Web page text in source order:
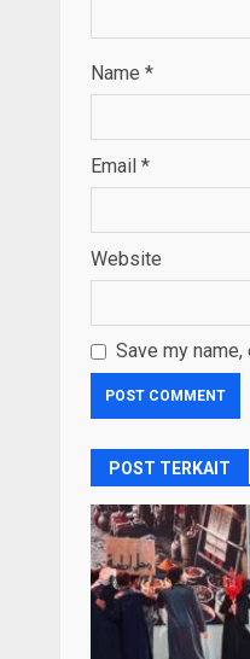
Name *
Email *
Website
Save my
POST TERKAIT